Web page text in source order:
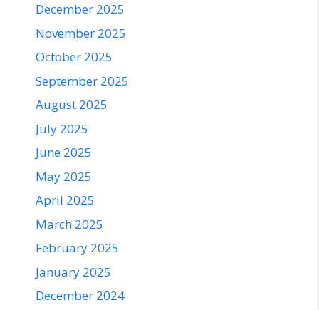
December 2025
November 2025
October 2025
September 2025
August 2025
July 2025
June 2025
May 2025
April 2025
March 2025
February 2025
January 2025
December 2024